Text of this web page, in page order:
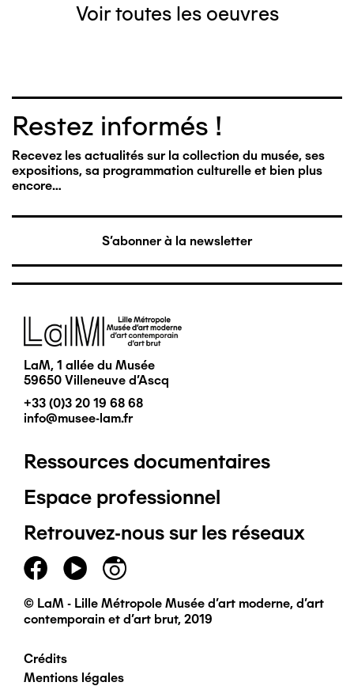
Voir toutes les oeuvres
Restez informés !
Recevez les actualités sur la collection du musée, ses
expositions, sa programmation culturelle et bien plus
encore…
S'abonner à la newsletter
Image
LaM, 1 allée du Musée
59650 Villeneuve d'Ascq
+33 (0)3 20 19 68 68
info@musee-lam.fr
Pied
de
page
principal
Ressources documentaires
Espace professionnel
Retrouvez-nous sur les réseaux
© LaM - Lille Métropole Musée d'art moderne, d'art
contemporain et d'art brut, 2019
Pied
Crédits
Mentions légales